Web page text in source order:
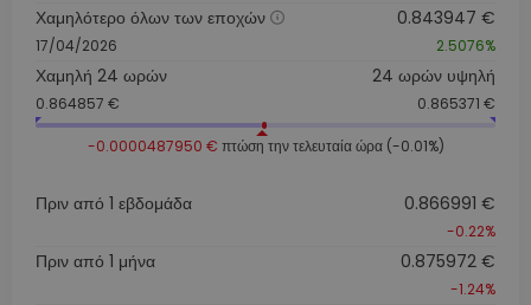
Χαμηλότερο όλων των εποχών
17/04/2026
0.843947 €
2.5076%
Χαμηλή 24 ωρών
0.864857 €
24 ωρών υψηλή
0.865371 €
-0.0000487950 € πτώση την τελευταία ώρα (-0.01%)
Πριν από 1 εβδομάδα 0.866991 €
-0.22%
Πριν από 1 μήνα 0.875972 €
-1.24%